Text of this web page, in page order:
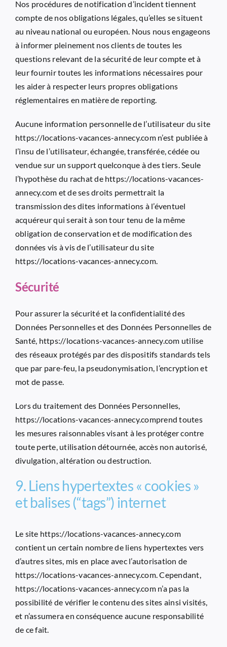
Nos procédures de notification d’incident tiennent
compte de nos obligations légales, qu’elles se situent
au niveau national ou européen. Nous nous engageons
à informer pleinement nos clients de toutes les
questions relevant de la sécurité de leur compte et à
leur fournir toutes les informations nécessaires pour
les aider à respecter leurs propres obligations
réglementaires en matière de reporting.
Aucune information personnelle de l’utilisateur du site
https://locations-vacances-annecy.comn’est publiée à
l’insu de l’utilisateur, échangée, transférée, cédée ou
vendue sur un support quelconque à des tiers. Seule
l’hypothèse du rachat de https://locations-vacances-
annecy.com et de ses droits permettrait la
transmission des dites informations à l’éventuel
acquéreur qui serait à son tour tenu de la même
obligation de conservation et de modification des
données vis à vis de l’utilisateur du site
https://locations-vacances-annecy.com.
Sécurité
Pour assurer la sécurité et la confidentialité des
Données Personnelles et des Données Personnelles de
Santé, https://locations-vacances-annecy.com utilise
des réseaux protégés par des dispositifs standards tels
que par pare-feu, la pseudonymisation, l’encryption et
mot de passe.
Lors du traitement des Données Personnelles,
https://locations-vacances-annecy.comprend toutes
les mesures raisonnables visant à les protéger contre
toute perte, utilisation détournée, accès non autorisé,
divulgation, altération ou destruction.
9. Liens hypertextes « cookies »
et balises (“tags”) internet
Le site https://locations-vacances-annecy.com
contient un certain nombre de liens hypertextes vers
d’autres sites, mis en place avec l’autorisation de
https://locations-vacances-annecy.com. Cependant,
https://locations-vacances-annecy.comn’a pas la
possibilité de vérifier le contenu des sites ainsi visités,
et n’assumera en conséquence aucune responsabilité
de ce fait.